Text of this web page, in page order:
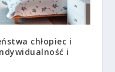
chłopiec i
i